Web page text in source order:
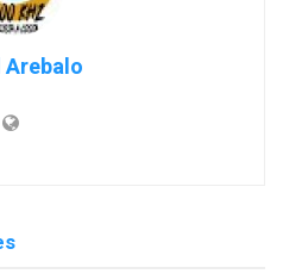
Arebalo